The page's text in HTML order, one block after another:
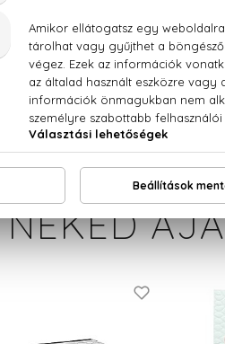
virág, jázmin, rózsa,
39-C), PARFUM
LINALOOL, ALPHA-
NEKED